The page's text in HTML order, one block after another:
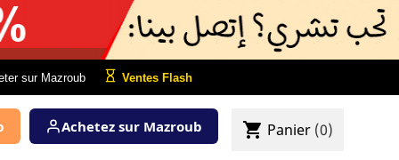
sur Mazroub Ventes Flash
Achetez sur Mazroub shopping_cart Panier (0)